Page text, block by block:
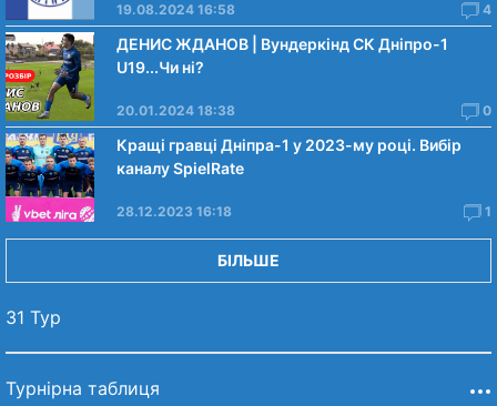
19.08.2024 16:58 4
ДЕНИС ЖДАНОВ | Вундеркінд СК Дніпро-1
U19...Чи нi?
20.01.2024 18:38 0
Кращі гравці Дніпра-1 у 2023-му році. Вибiр
каналу SpielRate
28.12.2023 16:18 1
БІЛЬШЕ
31 Тур
Турнірна таблиця